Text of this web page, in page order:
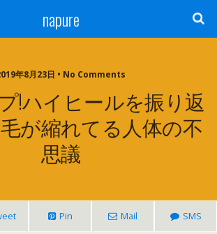
napure
年8月23日 • No Comments
!ハイヒールを振り返
が縮れてる人体の不
思議
Pin Mail SMS